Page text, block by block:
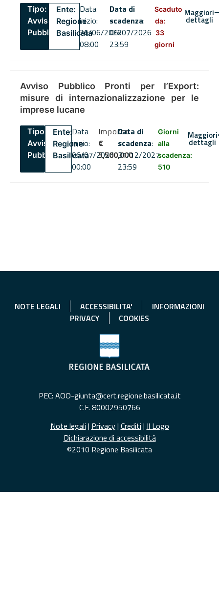
Tipo:
Avviso
Pubblico
Ente:
Regione
Basilicata
Data
inizio:
26/06/2026
08:00
Data di
scadenza:
06/07/2026
23:59
Scaduto
da:
33
giorni
Maggiori
dettagli
Avviso Pubblico Pronti per l’Export:
misure di internazionalizzazione per le
imprese lucane
Tipo:
Avviso
Pubblico
Ente:
Regione
Basilicata
Data
inizio:
06/07/2026
00:00
Importo
€
5,500,000
Data di
scadenza:
31/12/2027
23:59
Giorni
alla
scadenza:
510
Maggiori
dettagli
NOTE LEGALI ACCESSIBILITA'
INFORMAZIONI
PRIVACY
COOKIES
PEC: AOO-giunta@cert.regione.basilicata.it
C.F. 80002950766
Note legali | Privacy| Crediti | Il Logo
Dichiarazione di accessibilità
©2010 Regione Basilicata